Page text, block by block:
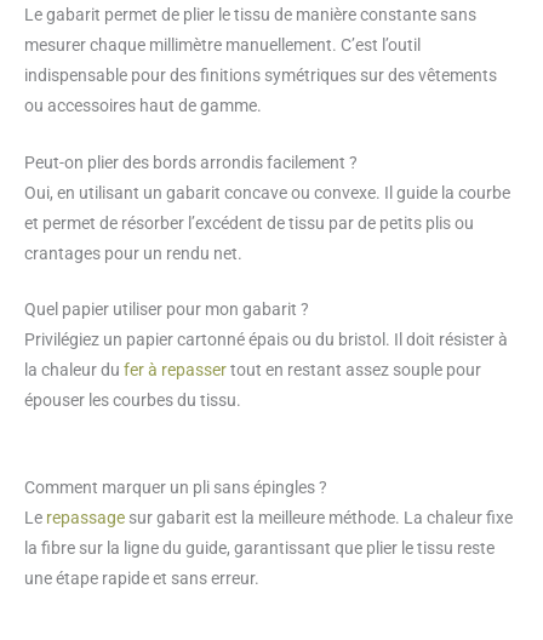
Le gabarit permet de plier le tissu de manière constante sans
mesurer chaque millimètre manuellement. C’est l’outil
indispensable pour des finitions symétriques sur des vêtements
ou accessoires haut de gamme.
Peut-on plier des bords arrondis facilement ?
Oui, en utilisant un gabarit concave ou convexe. Il guide la courbe
et permet de résorber l’excédent de tissu par de petits plis ou
crantages pour un rendu net.
Quel papier utiliser pour mon gabarit ?
Privilégiez un papier cartonné épais ou du bristol. Il doit résister à
la chaleur du fer à repassertout en restant assez souple pour
épouser les courbes du tissu.
Comment marquer un pli sans épingles ?
Le repassage sur gabarit est la meilleure méthode. La chaleur fixe
la fibre sur la ligne du guide, garantissant que plier le tissu reste
une étape rapide et sans erreur.